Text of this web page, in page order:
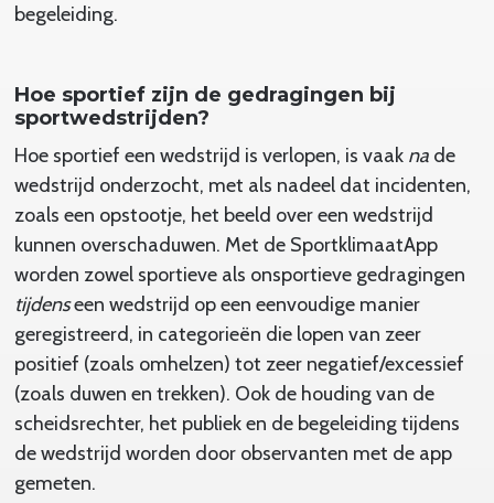
begeleiding.
Hoe sportief zijn de gedragingen bij
sportwedstrijden?
Hoe sportief een wedstrijd is verlopen, is vaak nade
wedstrijd onderzocht, met als nadeel dat incidenten,
zoals een opstootje, het beeld over een wedstrijd
kunnen overschaduwen. Met de SportklimaatApp
worden zowel sportieve als onsportieve gedragingen
tijdenseen wedstrijd op een eenvoudige manier
geregistreerd, in categorieën die lopen van zeer
positief (zoals omhelzen) tot zeer negatief/excessief
(zoals duwen en trekken). Ook de houding van de
scheidsrechter, het publiek en de begeleiding tijdens
de wedstrijd worden door observanten met de app
gemeten.